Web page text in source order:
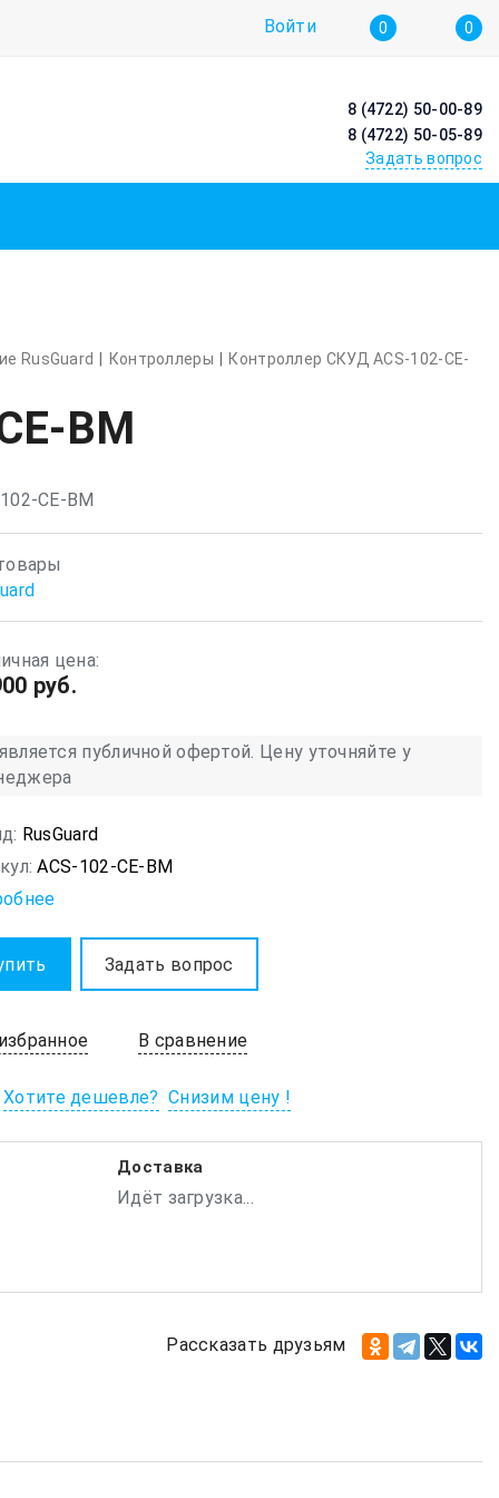
Войти 0 0
8 (4722) 50-00-89
8 (4722) 50-05-89
Задать вопрос
RusGuard Контроллеры
Контроллер СКУД ACS-102-CE-
BM
CE-BM
цена:
руб.
публичной офертой. Цену уточняйте у
RusGuard
ACS-102-CE-BM
Задать вопрос
В сравнение
Хотите дешевле? Снизим цену !
Доставка
Идёт загрузка...
Рассказать друзьям